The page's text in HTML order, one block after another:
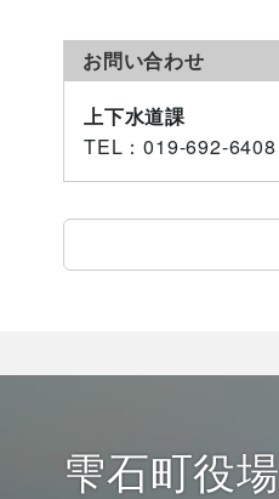
お問い合わせ
上下水道課
TEL ：019-692-6408
雫石町役場